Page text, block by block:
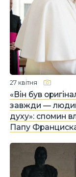
«Він був
завжди —
духу»: спомин
Папу
27 квітня